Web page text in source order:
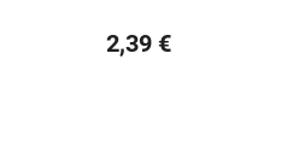
2,39 €